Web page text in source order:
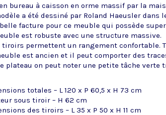
bureau à caisson en orme massif par la
a été dessiné par Roland Haeusler dans
facture pour ce meuble qui possède
est robuste avec une structure massive.
tiroirs permettent un rangement confortable.
est ancien et il peut comporter des
plateau on peut noter une petite tâche verte
totales – L 120 x P 60,5 x H 73 cm
sous tiroir – H 62 cm
des tiroirs – L 35 x P 50 x H 11 cm